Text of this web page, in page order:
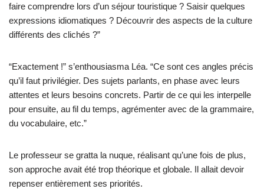
faire comprendre lors d’un séjour touristique ? Saisir quelques
expressions idiomatiques ? Découvrir des aspects de la culture
différents des clichés ?”
“Exactement !” s’enthousiasma Léa. “Ce sont ces angles précis
qu’il faut privilégier. Des sujets parlants, en phase avec leurs
attentes et leurs besoins concrets. Partir de ce qui les interpelle
pour ensuite, au fil du temps, agrémenter avec de la grammaire,
du vocabulaire, etc.”
Le professeur se gratta la nuque, réalisant qu’une fois de plus,
son approche avait été trop théorique et globale. Il allait devoir
repenser entièrement ses priorités.